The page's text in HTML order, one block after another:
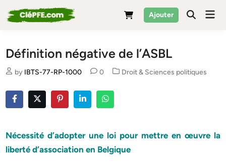
to
Ajouter
Définition négative de l’ASBL
by IBTS-77-RP-1000 0
Posted
Droit & Sciences politiques
Nécessité d’adopter une loi pour mettre en œuvre la
libertéd’association en Belgique